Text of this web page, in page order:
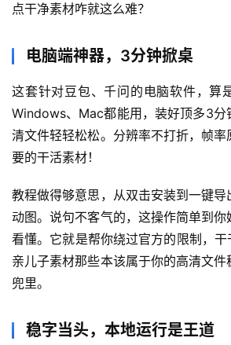
首
点干净素材咋就这么难？
电脑端神器，3分钟掀桌
这套针对豆包、千问的电脑软件，算
Windows、Mac都能用，装好顶多3分
清文件轻轻松松。分辨率不打折，帧
要的干活素材！
教程做得够意思，从双击安装到一键导
动图。说句不客气的，这操作简单到
看懂。它就是帮你绕过官方的限制，
亲儿子素材那些本该属于你的高清文
兜里。
稳字当头，本地运行是王道